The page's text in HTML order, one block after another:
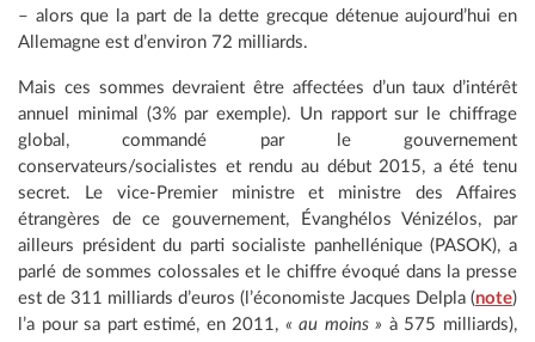
– alors que la part de la dette grecque détenue aujourd’hui en
Allemagne est d’environ 72 milliards.
Mais ces sommes devraient être affectées d’un taux d’intérêt
annuel minimal (3% par exemple). Un rapport sur le chiffrage
global, commandé par le gouvernement
conservateurs/socialistes et rendu au début 2015, a été tenu
secret. Le vice-Premier ministre et ministre des Affaires
étrangères de ce gouvernement, Évanghélos Vénizélos, par
ailleurs président du parti socialiste panhellénique (PASOK), a
parlé de sommes colossales et le chiffre évoqué dans la presse
est de 311 milliards d’euros (l’économiste Jacques Delpla (note)
l’a pour sa part estimé, en 2011, « au moins » à 575 milliards),